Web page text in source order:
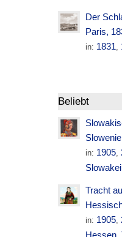
Der
Paris,
in: 1831,
Beliebt
in: 1905,
Slowakei
Tracht
in: 1905,
Hessen